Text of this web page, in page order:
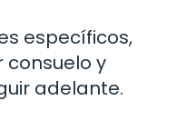
específicos,
y
adelante.